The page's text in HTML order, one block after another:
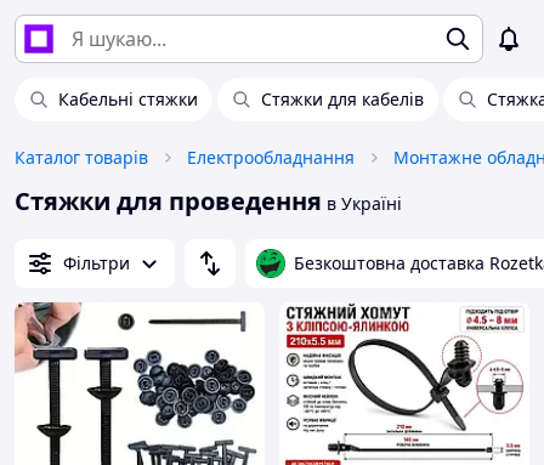
Кабельні стяжки Стяжки для кабелів
Каталог товарів Електрообладнання Монтажне
Стяжки для проведення в Україні
Фільтри Безкоштовна доставка